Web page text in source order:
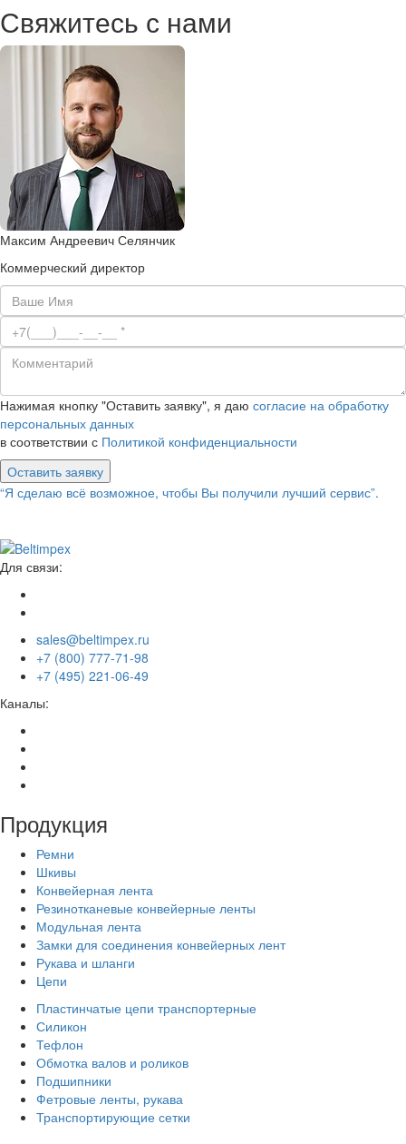
Свяжитесь с нами
Максим Андреевич Селянчик
Коммерческий директор
Нажимая кнопку "Оставить заявку", я даю согласие на обработку
персональных данных
в соответствии с Политикой конфиденциальности
Оставить заявку
“Я сделаю всё возможное, чтобы Вы получили лучший сервис”.
Для связи:
sales@beltimpex.ru
+7 (800) 777-71-98
+7 (495) 221-06-49
Каналы:
Продукция
Ремни
Шкивы
Конвейерная лента
Резинотканевые конвейерные ленты
Модульная лента
Замки для соединения конвейерных лент
Рукава и шланги
Цепи
Пластинчатые цепи транспортерные
Силикон
Тефлон
Обмотка валов и роликов
Подшипники
Фетровые ленты, рукава
Транспортирующие сетки